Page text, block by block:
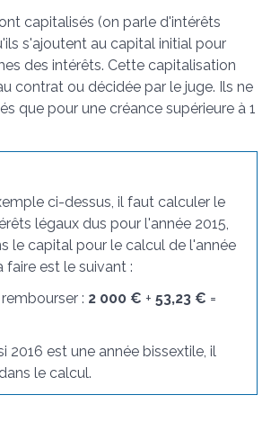
capitalisés (on parle d'intérêts
s'ajoutent au capital initial pour
des intérêts. Cette capitalisation
contrat ou décidée par le juge. Ils ne
que pour une créance supérieure à 1
ci-dessus, il faut calculer le
légaux dus pour l'année 2015,
le capital pour le calcul de l'année
faire est le suivant :
: 2 000 € +53,23 € =
2016 est une année bissextile, il
le calcul.